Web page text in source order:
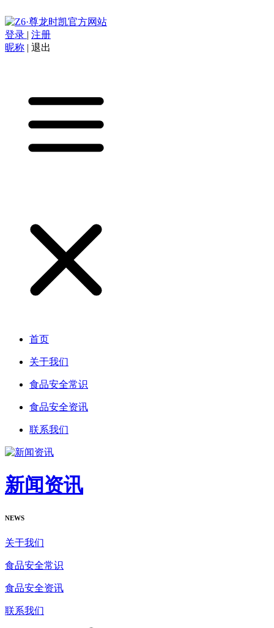
登录 | 注册
昵称 | 退出
首页
关于我们
食品安全常识
食品安全资讯
联系我们
新闻资讯
NEWS
关于我们
食品安全常识
食品安全资讯
联系我们